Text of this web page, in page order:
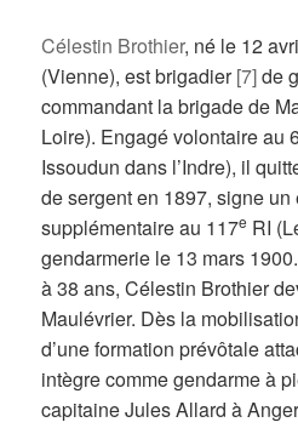
Célestin Brothier, né le 12
(Vienne), est brigadier[7]de
commandant la brigade de
Loire). Engagé volontaire au
Issoudun dans l’Indre), il
de sergent en 1897, signe
supplémentaire au 117e RI
gendarmerie le 13 mars
à 38 ans, Célestin Brothier
Maulévrier. Dès la
d’une formation prévôtale
intègre comme gendarme à
capitaine Jules Allard à